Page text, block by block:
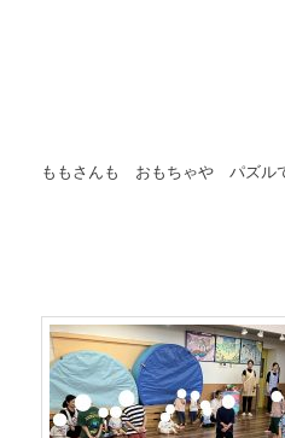
ももさんも おもちゃや パズル